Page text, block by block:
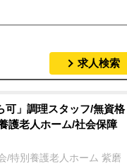
求人検索
可」調理スタッフ/無資格
護老人ホーム/社会保障
/特別養護老人ホーム 紫磨